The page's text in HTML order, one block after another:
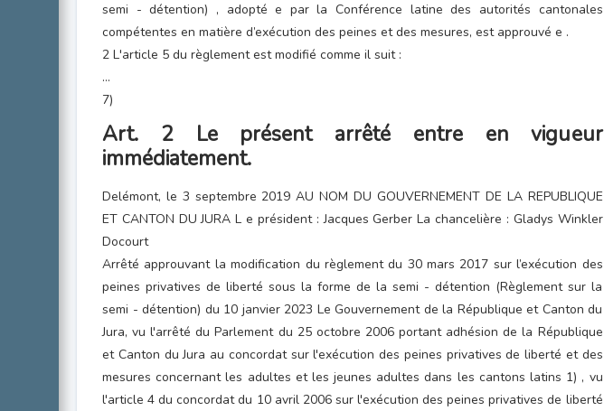
semi - détention) , adopté e par la Conférence latine des autorités cantonales
compétentes en matière d’exécution des peines et des mesures, est approuvé e .
2 L'article 5 du règlement est modifié comme il suit :
...
7)
Art. 2 Le présent arrêté entre en vigueur
immédiatement.
Delémont, le 3 septembre 2019 AU NOM DU GOUVERNEMENT DE LA REPUBLIQUE
ET CANTON DU JURA L e président : Jacques Gerber La chancelière : Gladys Winkler
Docourt
Arrêté approuvant la modification du règlement du 30 mars 2017 sur l’exécution des
peines privatives de liberté sous la forme de la semi - détention (Règlement sur la
semi - détention) du 10 janvier 2023 Le Gouvernement de la République et Canton du
Jura, vu l'arrêté du Parlement du 25 octobre 2006 portant adhésion de la République
et Canton du Jura au concordat sur l'exécution des peines privatives de liberté et des
mesures concernant les adultes et les jeunes adultes dans les cantons latins 1) , vu
l'article 4 du concordat du 10 avril 2006 sur l'exécution des peines privatives de liberté